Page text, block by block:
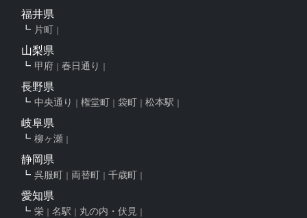
福井県
片町
山梨県
甲府 春日通り
長野県
中央通り 権堂町 袋町 松本駅
岐阜県
柳ヶ瀬
静岡県
呉服町 両替町 千歳町
愛知県
栄 名駅 丸の内・伏見